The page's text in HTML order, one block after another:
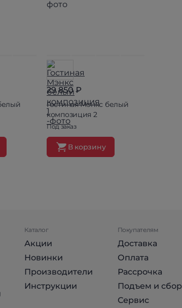
29 850 ₽
Гостиная Мэнкс белый
композиция 2
Под заказ
В корзину
Каталог
Акции
Новинки
Производители
Инструкции
Покупателям
Доставка
Оплата
Рассрочка
Подъем и
Сервис